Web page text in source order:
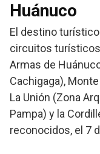
Huánuco
El destino
circuitos
Armas de
Cachigaga),
La Unión (Zona
Pampa) y la
reconocidos, el 7